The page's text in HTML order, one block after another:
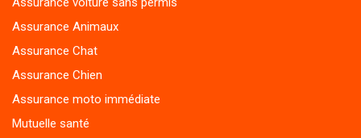
Assurance Animaux
Assurance Chat
Assurance Chien
Assurance moto immédiate
Mutuelle santé
Assurance scooter immédiate